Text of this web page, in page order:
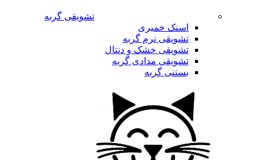
تشویقی گربه
اسنک خمیری
تشویقی نرم گربه
تشویقی خشک و دنتال
تشویقی مدادی گربه
بستنی گربه